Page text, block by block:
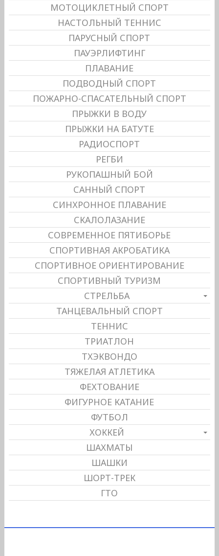
МОТОЦИКЛЕТНЫЙ СПОРТ
НАСТОЛЬНЫЙ ТЕННИС
ПАРУСНЫЙ СПОРТ
ПАУЭРЛИФТИНГ
ПЛАВАНИЕ
ПОДВОДНЫЙ СПОРТ
ПОЖАРНО-СПАСАТЕЛЬНЫЙ СПОРТ
ПРЫЖКИ В ВОДУ
ПРЫЖКИ НА БАТУТЕ
РАДИОСПОРТ
РЕГБИ
РУКОПАШНЫЙ БОЙ
САННЫЙ СПОРТ
СИНХРОННОЕ ПЛАВАНИЕ
СКАЛОЛАЗАНИЕ
СОВРЕМЕННОЕ ПЯТИБОРЬЕ
СПОРТИВНАЯ АКРОБАТИКА
СПОРТИВНОЕ ОРИЕНТИРОВАНИЕ
СПОРТИВНЫЙ ТУРИЗМ
СТРЕЛЬБА
ТАНЦЕВАЛЬНЫЙ СПОРТ
ТЕННИС
ТРИАТЛОН
ТХЭКВОНДО
ТЯЖЕЛАЯ АТЛЕТИКА
ФЕХТОВАНИЕ
ФИГУРНОЕ КАТАНИЕ
ФУТБОЛ
ХОККЕЙ
ШАХМАТЫ
ШАШКИ
ШОРТ-ТРЕК
ГТО